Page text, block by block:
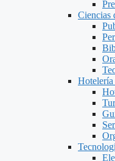
Ciencias